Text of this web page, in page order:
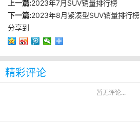
上一篇:2023年7月SUV销量排行榜
下一篇:2023年8月紧凑型SUV销量排行榜
分享到
精彩评论
暂无评论...